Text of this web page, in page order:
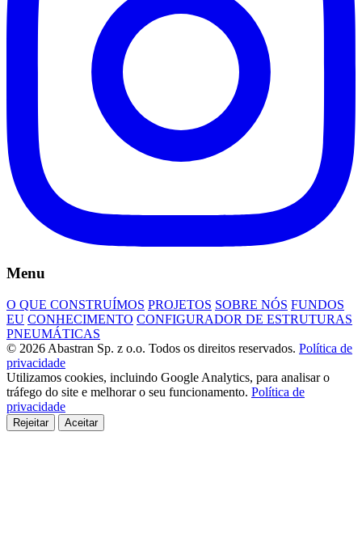
Menu
O QUE CONSTRUÍMOS PROJETOS SOBRE NÓS FUNDOS
EU CONHECIMENTO CONFIGURADOR DE ESTRUTURAS
PNEUMÁTICAS
© 2026 Abastran Sp. z o.o. Todos os direitos reservados. Política de
privacidade
Utilizamos cookies, incluindo Google Analytics, para analisar o
tráfego do site e melhorar o seu funcionamento. Política de
privacidade
Rejeitar Aceitar